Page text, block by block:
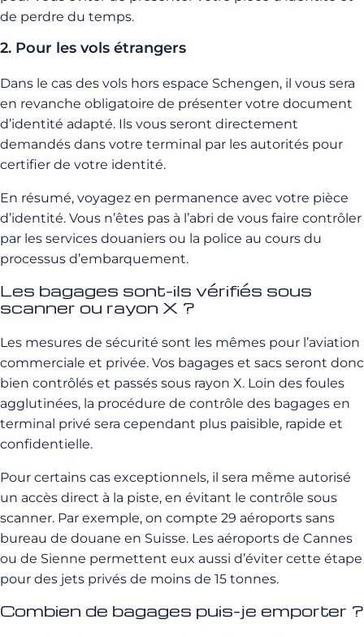
de perdre du temps.
2. Pour les vols étrangers
Dans le cas des vols hors espace Schengen, il vous sera
en revanche obligatoire de présenter votre document
d’identité adapté. Ils vous seront directement
demandés dans votre terminal par les autorités pour
certifier de votre identité.
En résumé, voyagez en permanence avec votre pièce
d’identité. Vous n’êtes pas à l’abri de vous faire contrôler
par les services douaniers ou la police au cours du
processus d’embarquement.
Les bagages sont-ils vérifiés sous
scanner ou rayon X ?
Les mesures de sécurité sont les mêmes pour l’aviation
commerciale et privée. Vos bagages et sacs seront donc
bien contrôlés et passés sous rayon X. Loin des foules
agglutinées, la procédure de contrôle des bagages en
terminal privé sera cependant plus paisible, rapide et
confidentielle.
Pour certains cas exceptionnels, il sera même autorisé
un accès direct à la piste, en évitant le contrôle sous
scanner. Par exemple, on compte 29 aéroports sans
bureau de douane en Suisse. Les aéroports de Cannes
ou de Sienne permettent eux aussi d’éviter cette étape
pour des jets privés de moins de 15 tonnes.
Combien de bagages puis-je emporter ?